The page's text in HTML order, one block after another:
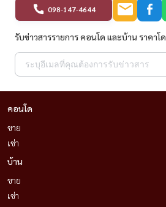
098-147-4644
รับข่าวสารรายการ คอนโด และบ้าน ราคาโ
คอนโด
ขาย
เช่า
บ้าน
ขาย
เช่า